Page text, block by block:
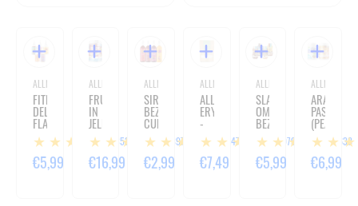
ALLNUTRITION
FITKING
DELICIOUS
FLAVOUR
DROPS
-
50
ML
353
€5,99
ALLNUTRITION
FRULOVE
IN
JELLY
CHERRY
(VIŠŇA)
-
1000G
897
€16,99
ALLNUTRITION
SIRUP
BEZ
CUKRU
(FITKING
DELICIOUS
SYRUP
ZERO)
347
€2,99
ALLNUTRITION
ALLNATURE
ERYTHRITOL
-
1000G 979
€7,49
ALLNUTRITION
SLADKÁ
OMÁČKA
BEZ
CUKRU
(SWEET
SAUCE)
-
638
€5,99
PASTA
(PEANUT
CREAM)
-
1000G
€6,99